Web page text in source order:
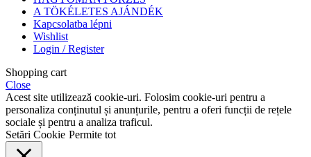
A TÖKÉLETES AJÁNDÉK
Kapcsolatba lépni
Wishlist
Login / Register
Shopping cart
Close
Acest site utilizează cookie-uri. Folosim cookie-uri pentru a
personaliza conținutul și anunțurile, pentru a oferi funcții de rețele
sociale și pentru a analiza traficul.
Setări Cookie Permite tot